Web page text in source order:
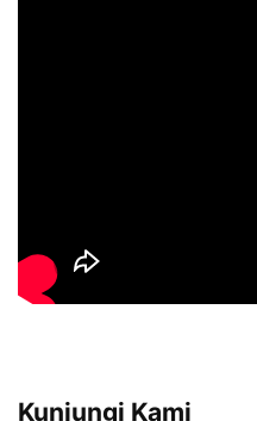
Kunjungi Kami